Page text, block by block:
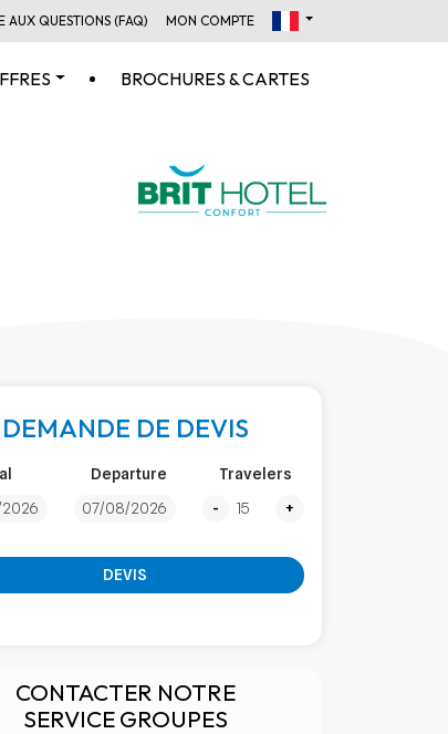
AUX QUESTIONS (FAQ) MON COMPTE
BROCHURES & CARTES
DEMANDE DE DEVIS
Departure
Travelers
-
+
DEVIS
CONTACTER NOTRE
SERVICE GROUPES